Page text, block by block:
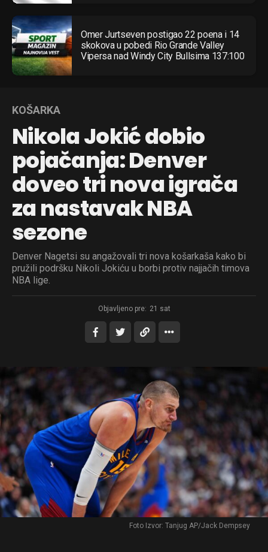
Omer Jurtseven postigao 22 poena i 14
skokova u pobedi Rio Grande Valley
Vipersa nad Windy City Bullsima 137:100
KOŠARKA
Nikola Jokić dobio
pojačanja: Denver
doveo tri nova igrača
za nastavak NBA
sezone
Denver Nagetsi su angažovali tri nova košarkaša kako bi
pružili podršku Nikoli Jokiću u borbi protiv najjačih timova
NBA lige.
Objavljeno pre: 21 sat
Foto Izvor: Tanjug AP/Jack Dempsey